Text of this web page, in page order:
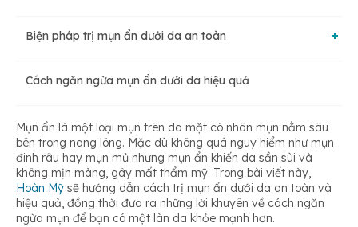
Sử dụng mỹ phẩm không phù hợp, kém chất lượng
Ảnh hưởng từ môi trường
Biện pháp trị mụn ẩn dưới da an toàn
Cách trị mụn ẩn tại nhà
Điều trị tại cơ sở y tế
Cách ngăn ngừa mụn ẩn dưới da hiệu quả
Mụn ẩn là một loại mụn trên da mặt có nhân mụn nằm sâu
bên trong nang lông. Mặc dù không quá nguy hiểm như mụn
đinh râu hay mụn mủ nhưng mụn ẩn khiến da sần sùi và
không mịn màng, gây mất thẩm mỹ. Trong bài viết này,
Hoàn Mỹ sẽ hướng dẫn cách trị mụn ẩn dưới da an toàn và
hiệu quả, đồng thời đưa ra những lời khuyên về cách ngăn
ngừa mụn để bạn có một làn da khỏe mạnh hơn.